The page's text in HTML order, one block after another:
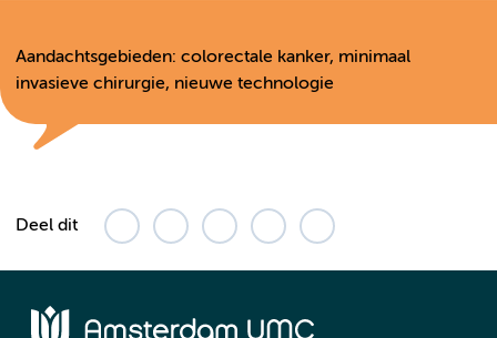
Aandachtsgebieden: colorectale kanker, minimaal
invasieve chirurgie, nieuwe technologie
Deel dit